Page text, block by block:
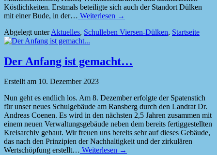
Köstlichkeiten. Erstmals beteiligte sich auch der Standort Dülken
mit einer Bude, in der… Weiterlesen →
Abgelegt unterAktuelles, Schulleben Viersen-Dülken, Startseite
Der Anfang ist gemacht…
Erstellt am 10. Dezember 2023
Nun geht es endlich los. Am 8. Dezember erfolgte der Spatenstich
für unser neues Schulgebäude am Ransberg durch den Landrat Dr.
Andreas Coenen. Es wird in den nächsten 2,5 Jahren zusammen mit
einem neuen Verwaltungsgebäude neben dem bereits fertiggestellten
Kreisarchiv gebaut. Wir freuen uns bereits sehr auf dieses Gebäude,
das nach den Prinzipien der Nachhaltigkeit und der zirkulären
Wertschöpfung erstellt… Weiterlesen →